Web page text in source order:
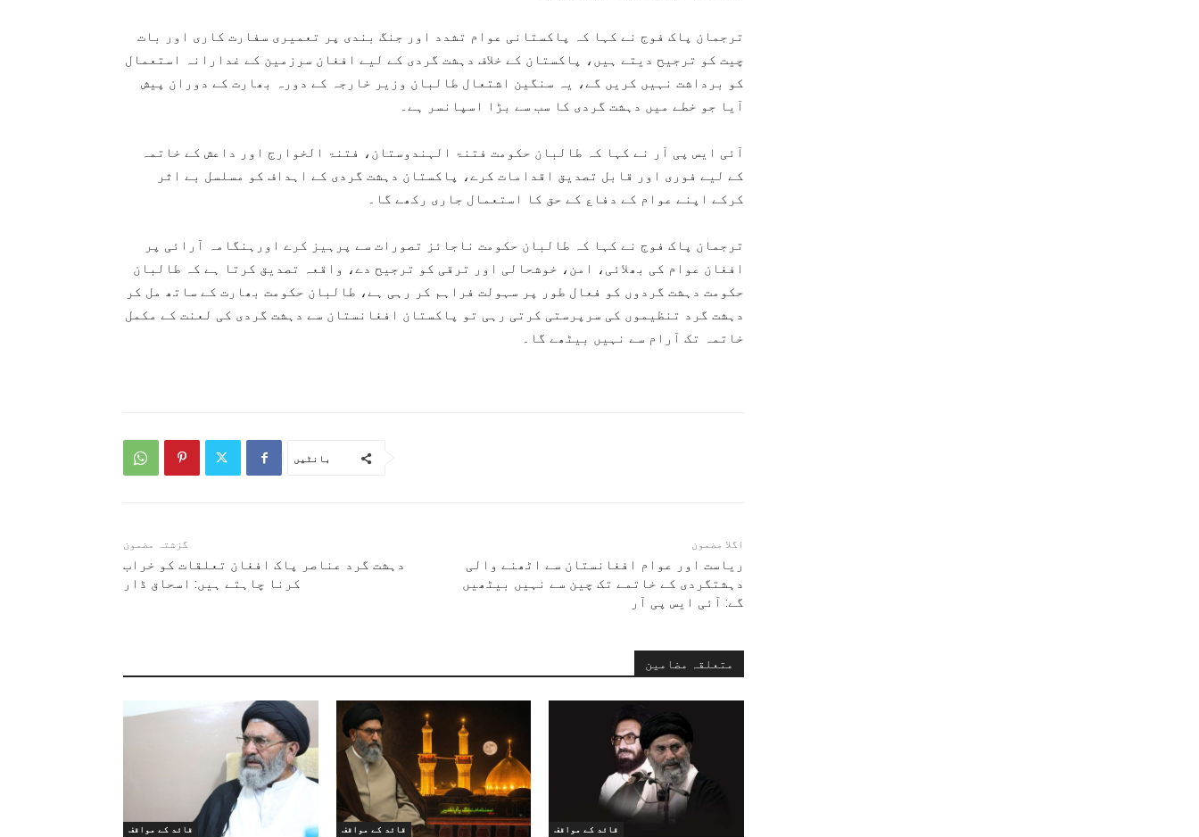
ترجمان پاک فوج نے کہا کہ پاکستانی عوام تشدد اور جنگ بندی پر تعمیری سفارت کاری اور بات
چیت کو ترجیح دیتے ہیں، پاکستان کے خلاف دہشت گردی کے لیے افغان سرزمین کے غدارانہ استعمال
کو برداشت نہیں کریں گے، یہ سنگین اشتعال طالبان وزیر خارجہ کے دورہ بھارت کے دوران پیش
آیا جو خطے میں دہشت گردی کا سب سے بڑا اسپانسر ہے۔
آئی ایس پی آر نے کہا کہ طالبان حکومت فتنۃ الہندوستان، فتنۃ الخوارج اور داعش کے خاتمہ
کے لیے فوری اور قابل تصدیق اقدامات کرے، پاکستان دہشت گردی کے اہداف کو مسلسل بے اثر
کرکے اپنے عوام کے دفاع کے حق کا استعمال جاری رکھے گا۔
ترجمان پاک فوج نے کہا کہ طالبان حکومت ناجائز تصورات سے پرہیز کرے اورہنگامہ آرائی پر
افغان عوام کی بھلائی، امن، خوشحالی اور ترقی کو ترجیح دے، واقعہ تصدیق کرتا ہے کہ طالبان
حکومت دہشت گردوں کو فعال طور پر سہولت فراہم کر رہی ہے، طالبان حکومت بھارت کے ساتھ مل کر
دہشت گرد تنظیموں کی سرپرستی کرتی رہی تو پاکستان افغانستان سے دہشت گردی کی لعنت کے مکمل
خاتمہ تک آرام سے نہیں بیٹھے گا۔
بانٹیں
گزشتہ مضمون
دہشت گرد عناصر پاک افغان تعلقات کو خراب
کرنا چاہتے ہیں: اسحاق ڈار
اگلا مضمون
ریاست اور عوام افغانستان سے اٹھنے والی
دہشتگردی کے خاتمے تک چین سے نہیں بیٹھیں
گے: آئی ایس پی آر
متعلقہ مضامین
قائد کے مواقف قائد کے مواقف قائد کے مواقف